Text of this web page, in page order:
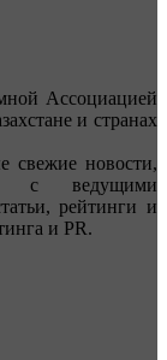
Ассоциацией
и странах
свежие новости,
с ведущими
рейтинги и
и PR.